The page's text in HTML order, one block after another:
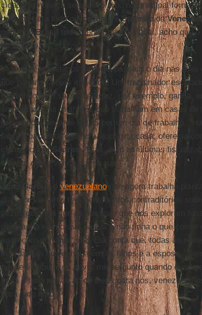
cidade fronteiriça se transformou na principal
básicos para todo o Nordeste eSudesteda
gente doBrasil
todo montar negócio aqui, acho que
ou três vezes", diz.
Muitos venezuelanos também passam o dia nas
que pagam valores irrisórios. Um trabalhador
caminhão com sacos de arroz, por exemplo, ganha,
empreitada. As mulheres que trabalham em casas
recebendo cerca de R$ 15 por um dia de trabalho.
família para morar junto e ajudar na casa, oferecia
custo", contaSoares . "Mas, com as últimas
e muita gente voltou para a rua."
Juan Garcia , o venezuelanoque agora trabalha
dias por semana, tem sentimentos contraditórios
vezes gostaria que as pessoas que nos exploram
de quando eu morava na rua e não tinha o que
apareçam por aqui", diz. Ela conta que, todas as
acordar em sua cama, com os filhos e a esposa.
nesse estábulo, de novo, me pergunto quando esse
essa é uma provação de Deus para nós,
para tudo isso."